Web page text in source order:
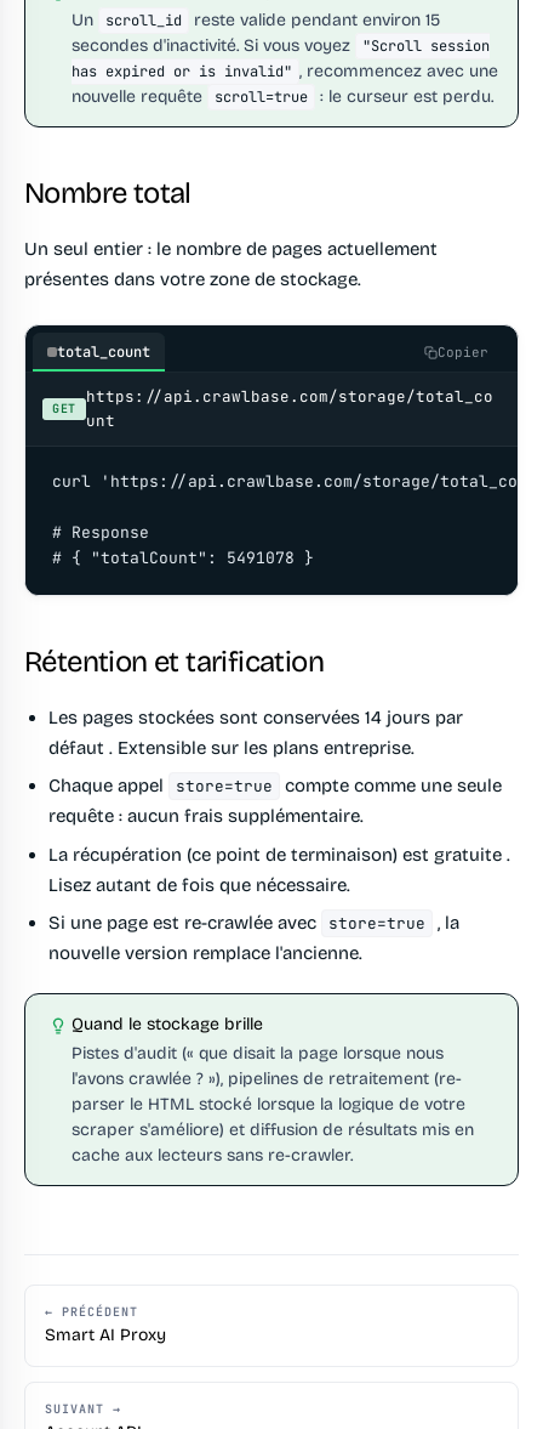
Un
scroll_id
reste valide pendant environ 15
secondes d'inactivité. Si vous voyez
"Scroll session
has expired or is invalid" , recommencez avec une
nouvelle requête
scroll=true : le curseur est perdu.
Nombre total
Un seul entier : le nombre de pages actuellement
présentes dans votre zone de stockage.
total_count Copier
GET
https://api.crawlbase.com/storage/total_co
unt
curl 'https://api.crawlbase.com/storage/
# Response
# { "totalCount": 5491078 }
Rétention et tarification
Les pages stockées sont conservées 14 jours par
défaut . Extensible sur les plans entreprise.
Chaque appel
store=true
compte comme une seule
requête : aucun frais supplémentaire.
La récupération (ce point de terminaison) est gratuite .
Lisez autant de fois que nécessaire.
Si une page est re-crawlée avec
store=true
, la
nouvelle version remplace l'ancienne.
Quand le stockage brille
Pistes d'audit (« que disait la page lorsque nous
l'avons crawlée ? »), pipelines de retraitement (re-
parser le HTML stocké lorsque la logique de votre
scraper s'améliore) et diffusion de résultats mis en
cache aux lecteurs sans re-crawler.
← PRÉCÉDENT
Smart AI Proxy
SUIVANT →